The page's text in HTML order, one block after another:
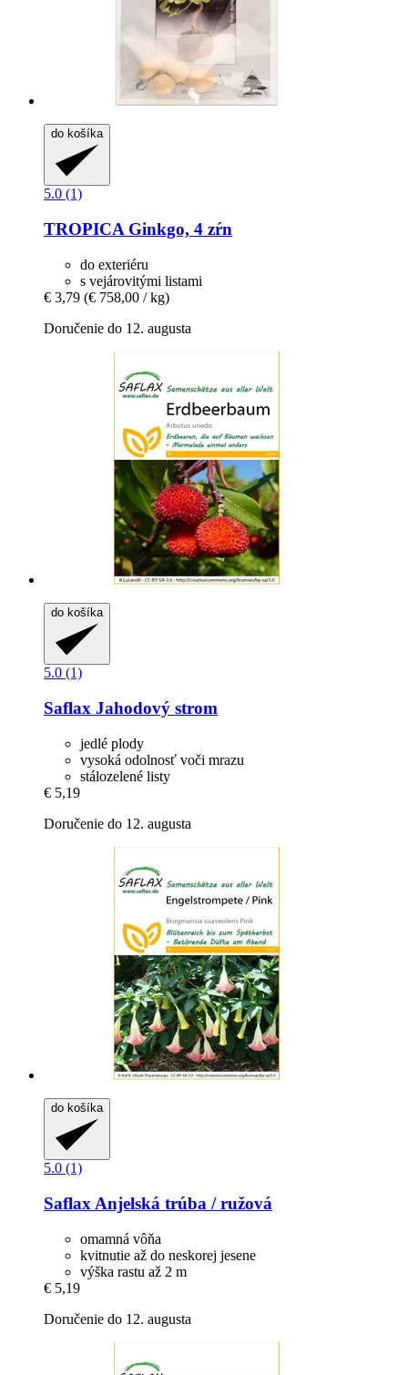
do košíka
5.0 (1)
TROPICA Ginkgo, 4 zŕn
do exteriéru
s vejárovitými listami
€ 3,79 (€ 758,00 / kg)
Doručenie do 12. augusta
do košíka
5.0 (1)
Saflax Jahodový strom
jedlé plody
vysoká odolnosť voči mrazu
stálozelené listy
€ 5,19
Doručenie do 12. augusta
do košíka
5.0 (1)
Saflax Anjelská trúba / ružová
omamná vôňa
kvitnutie až do neskorej jesene
výška rastu až 2 m
€ 5,19
Doručenie do 12. augusta